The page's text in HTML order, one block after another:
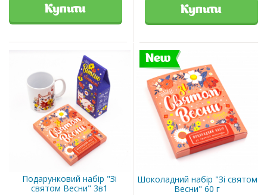
Купити Купити
Подарунковий набір "Зі
святом Весни" 3в1
New
Шоколадний набір "Зі святом
Весни" 60 г